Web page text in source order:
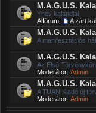
M.A.G.U.S.
Ynev kalandjai
Alfórum:
A zárt
M.A.G.U.S.
A manifesztációs
M.A.G.U.S.
Az Első
Moderátor: Admin
M.A.G.U.S.
A TUAN Kiadó új
Moderátor: Admin